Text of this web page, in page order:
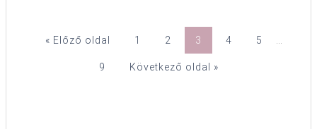
« Előző oldal 1 2 3 4 5 …
9 Következő oldal »